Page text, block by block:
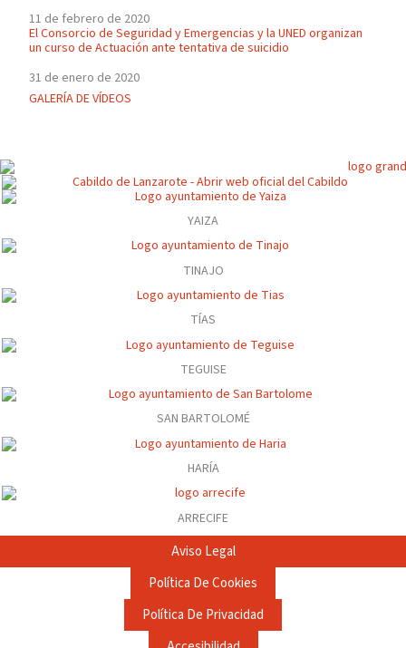
11 de febrero de 2020
El Consorcio de Seguridad y Emergencias y la UNED organizan
un curso de Actuación ante tentativa de suicidio
31 de enero de 2020
GALERÍA DE VÍDEOS
YAIZA
TINAJO
TÍAS
TEGUISE
SAN BARTOLOMÉ
HARÍA
ARRECIFE
Aviso Legal
Política De Cookies
Política De Privacidad